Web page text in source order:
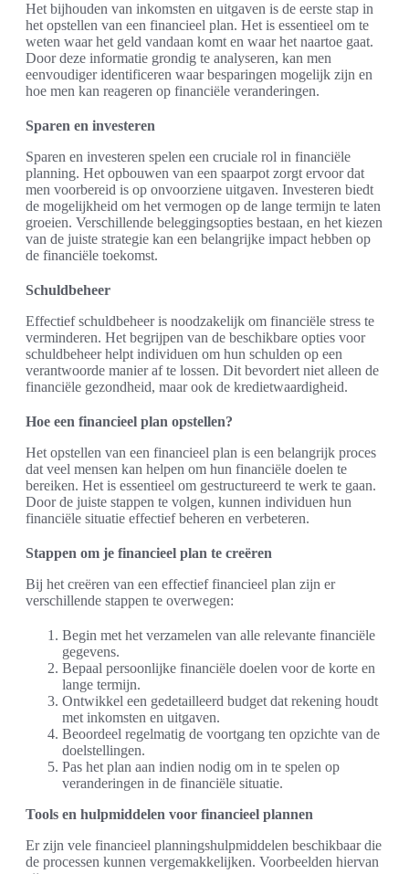
Het bijhouden van inkomsten en uitgaven is de eerste stap in
het opstellen van een financieel plan. Het is essentieel om te
weten waar het geld vandaan komt en waar het naartoe gaat.
Door deze informatie grondig te analyseren, kan men
eenvoudiger identificeren waar besparingen mogelijk zijn en
hoe men kan reageren op financiële veranderingen.
Sparen en investeren
Sparen en investeren spelen een cruciale rol in financiële
planning. Het opbouwen van een spaarpot zorgt ervoor dat
men voorbereid is op onvoorziene uitgaven. Investeren biedt
de mogelijkheid om het vermogen op de lange termijn te laten
groeien. Verschillende beleggingsopties bestaan, en het kiezen
van de juiste strategie kan een belangrijke impact hebben op
de financiële toekomst.
Schuldbeheer
Effectief schuldbeheer is noodzakelijk om financiële stress te
verminderen. Het begrijpen van de beschikbare opties voor
schuldbeheer helpt individuen om hun schulden op een
verantwoorde manier af te lossen. Dit bevordert niet alleen de
financiële gezondheid, maar ook de kredietwaardigheid.
Hoe een financieel plan opstellen?
Het opstellen van een financieel plan is een belangrijk proces
dat veel mensen kan helpen om hun financiële doelen te
bereiken. Het is essentieel om gestructureerd te werk te gaan.
Door de juiste stappen te volgen, kunnen individuen hun
financiële situatie effectief beheren en verbeteren.
Stappen om je financieel plan te creëren
Bij het creëren van een effectief financieel plan zijn er
verschillende stappen te overwegen:
Begin met het verzamelen van alle relevante financiële
gegevens.
Bepaal persoonlijke financiële doelen voor de korte en
lange termijn.
Ontwikkel een gedetailleerd budget dat rekening houdt
met inkomsten en uitgaven.
Beoordeel regelmatig de voortgang ten opzichte van de
doelstellingen.
Pas het plan aan indien nodig om in te spelen op
veranderingen in de financiële situatie.
Tools en hulpmiddelen voor financieel plannen
Er zijn vele financieel planningshulpmiddelen beschikbaar die
de processen kunnen vergemakkelijken. Voorbeelden hiervan